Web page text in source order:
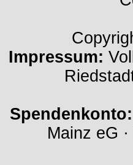
Impressum:
Spendenkonto:
Mainz eG